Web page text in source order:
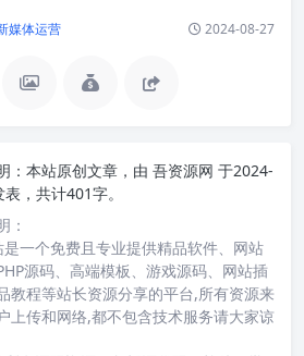
媒体运营 2024-08-27
： 本站原创文章，由 吾资源网 于2024-
，共计401字。
：
是一个免费且专业提供精品软件、网站
源码、高端模板、游戏源码、网站插
教程等站长资源分享的平台,所有资源来
上传和网络,都不包含技术服务请大家谅